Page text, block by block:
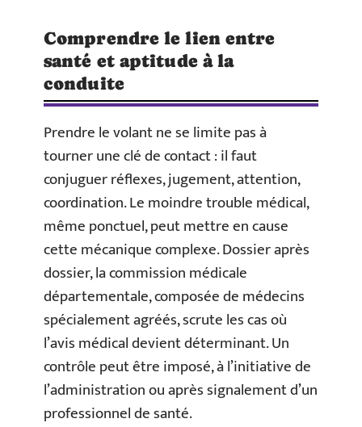
Comprendre le lien entre
santé et aptitude à la
conduite
Prendre le volant ne se limite pas à
tourner une clé de contact : il faut
conjuguer réflexes, jugement, attention,
coordination. Le moindre trouble médical,
même ponctuel, peut mettre en cause
cette mécanique complexe. Dossier après
dossier, la commission médicale
départementale, composée de médecins
spécialement agréés, scrute les cas où
l’avis médical devient déterminant. Un
contrôle peut être imposé, à l’initiative de
l’administration ou après signalement d’un
professionnel de santé.